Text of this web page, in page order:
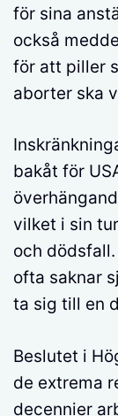
för sina
också
för att piller
aborter ska
bakåt för
vilket i sin
och
ofta saknar
ta sig till en
Beslutet i
de extrema
decennier